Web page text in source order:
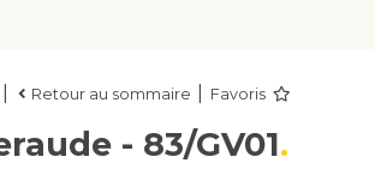
Retour au sommaire Favoris
- 83/GV01